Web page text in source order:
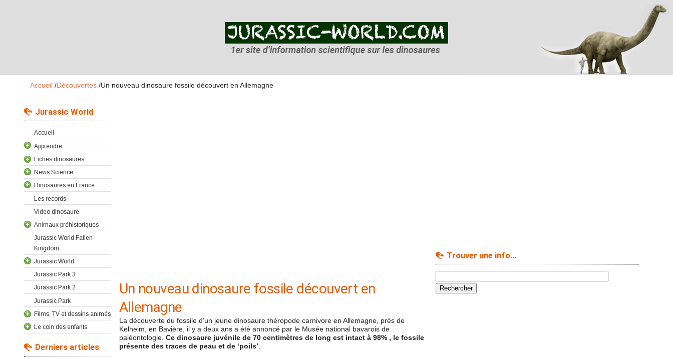
Accueil /Découvertes /Un nouveau dinosaure fossile découvert en Allemagne
Jurassic World
Accueil
Apprendre
Fiches dinosaures
News Science
Dinosaures en France
Les records
Video dinosaure
Animaux préhistoriques
Jurassic World Fallen
Kingdom
Jurassic World
Jurassic Park 3
Jurassic Park 2
Jurassic Park
Films, TV et dessins animés
Le coin des enfants
Derniers articles
Un nouveau dinosaure fossile découvert en
Allemagne
La découverte du fossile d’un jeune dinosaure théropode carnivore en Allemagne, près de
Kelheim, en Bavière, il y a deux ans a été annoncé par le Musée national bavarois de
paléontologie. Ce dinosaure juvénile de 70 centimètres de long est intact à 98% , le fossile
présente des traces de peau et de ‘poils’
Trouver une info…